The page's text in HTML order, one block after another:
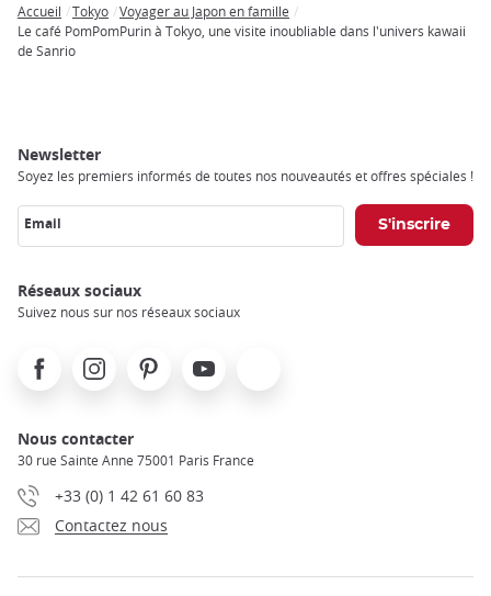
Breadcrumb
Accueil Tokyo
Voyager au Japon en famille
Le café PomPomPurin à Tokyo, une visite inoubliable dans l'univers kawaii
de Sanrio
Newsletter
Soyez les premiers informés de toutes nos nouveautés et offres spéciales !
Email
Réseaux sociaux
Suivez nous sur nos réseaux sociaux
FacebookInstagramPinterest Youtube
Nous contacter
30 rue Sainte Anne 75001 Paris France
+33 (0) 1 42 61 60 83
Contactez nous